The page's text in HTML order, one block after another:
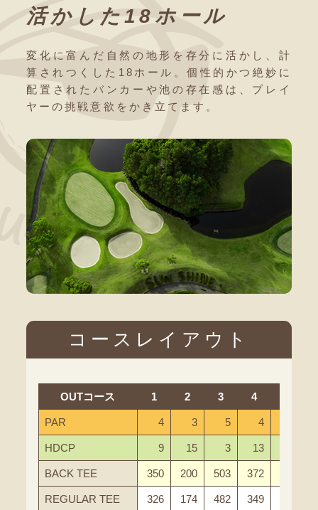
活かした18ホール
変化に富んだ⾃然の地形を存分に活かし、 計
算されつくした18ホール。個性的かつ絶妙に
配置されたバンカーや池の存在感は、 プレイ
ヤーの挑戦意欲をかき⽴てます。
コースレイアウト
OUTコース 1 2 3 4
PAR 4 3 5 4
HDCP 9 15 3 13
BACK TEE 350 200 503 372
REGULAR TEE 326 174 482 349